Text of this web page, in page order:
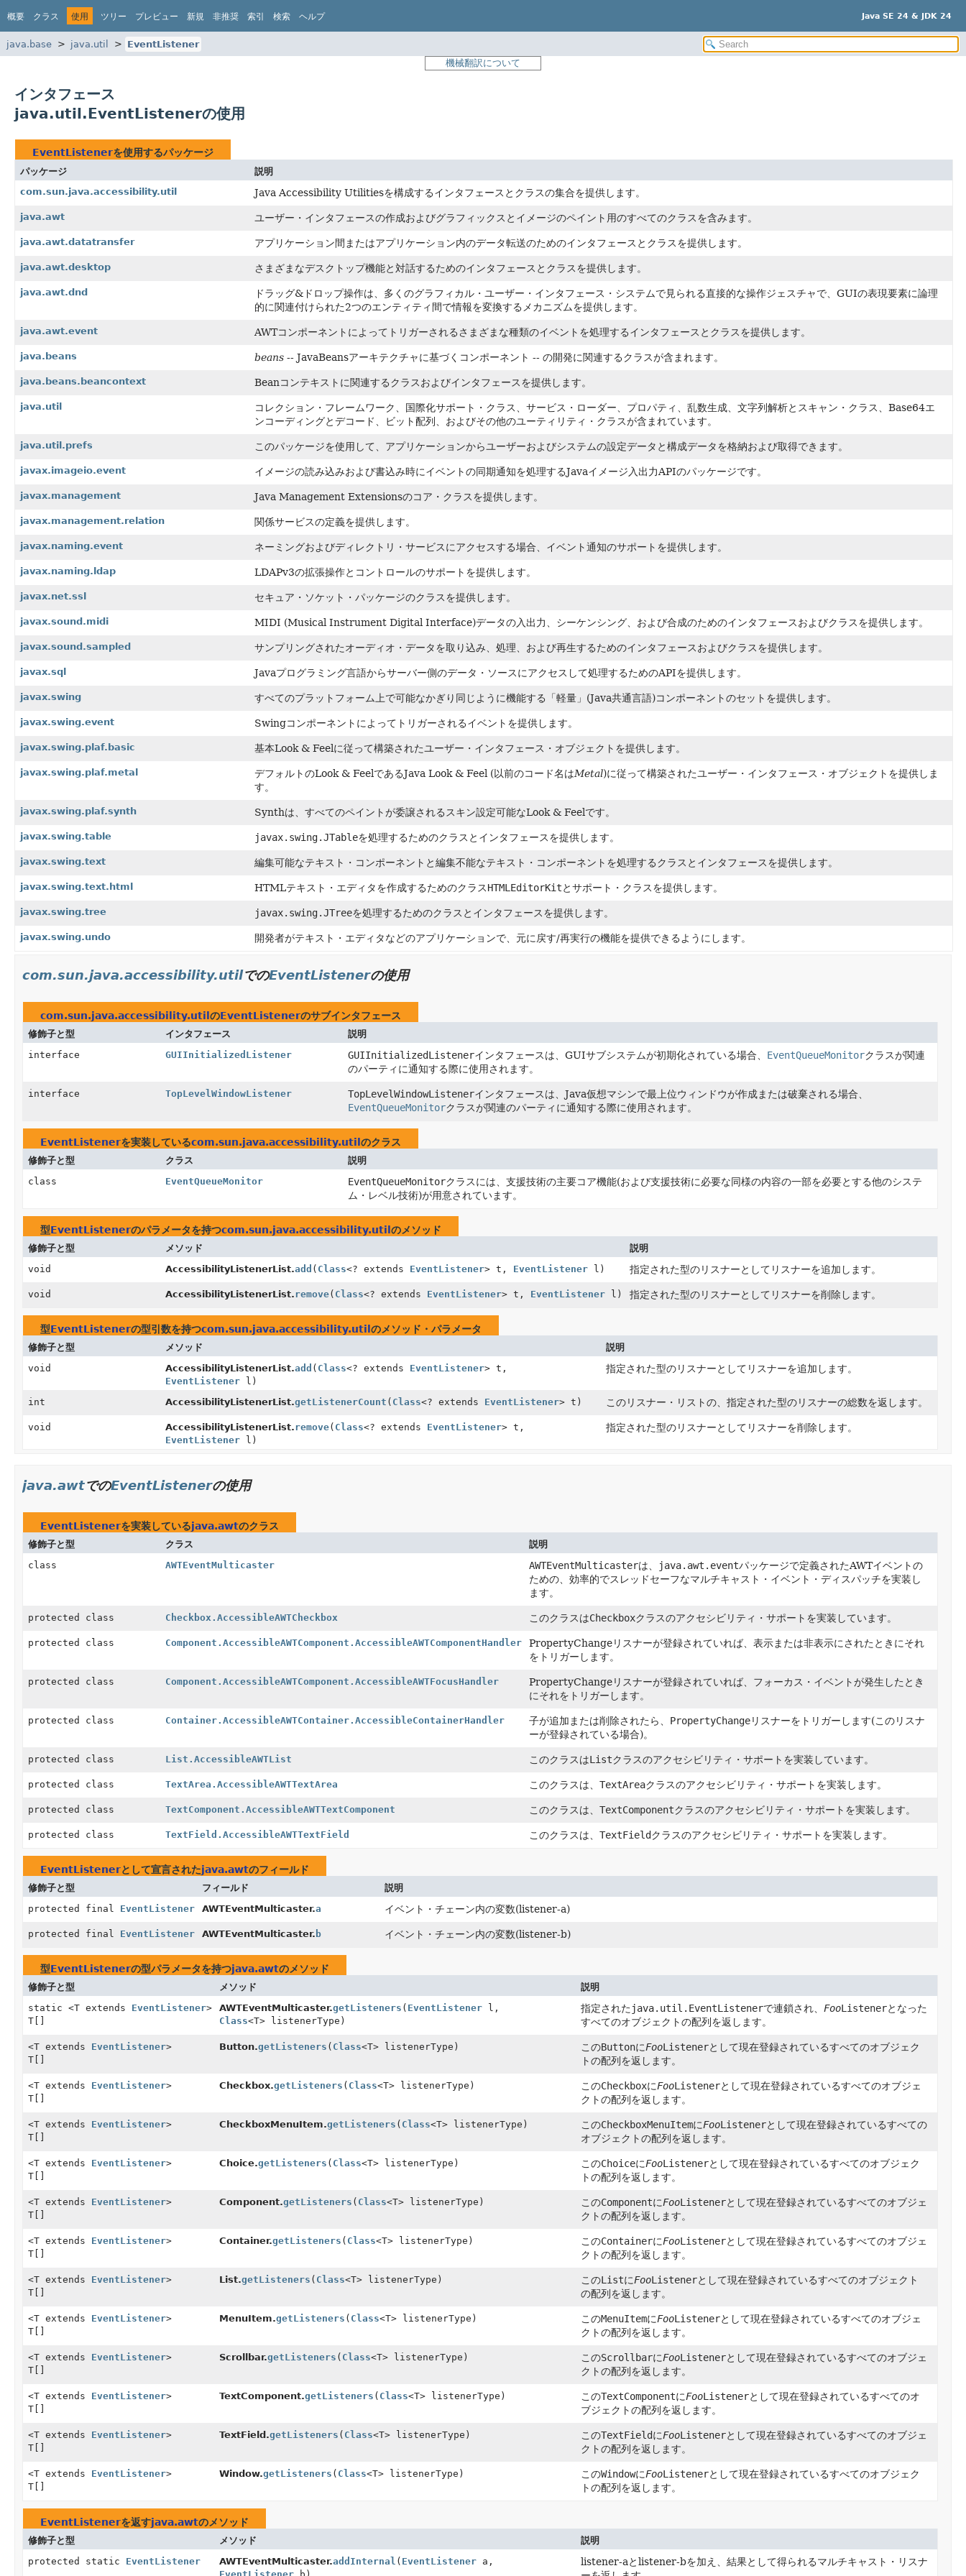
概要 クラス 使用 ツリー プレビュー 新規 非推奨 索引 検索 ヘルプ Java SE 24 & JDK 24
java.base java.util
EventListener
機械翻訳について
インタフェース
java.util.EventListenerの使用
EventListenerを使用するパッケージ
パッケージ
説明
com.sun.java.accessibility.util
Java Accessibility Utilitiesを構成するインタフェースとクラスの集合を提供します。
java.awt ユーザー・インタフェースの作成およびグラフィックスとイメージのペイント用のすべてのクラスを含みます。
java.awt.datatransfer アプリケーション間またはアプリケーション内のデータ転送のためのインタフェースとクラスを提供します。
java.awt.desktop さまざまなデスクトップ機能と対話するためのインタフェースとクラスを提供します。
java.awt.dnd
ドラッグ&ドロップ操作は、多くのグラフィカル・ユーザー・インタフェース・システムで見られる直接的な操作ジェスチャで、GUIの表現要素に論理
的に関連付けられた2つのエンティティ間で情報を変換するメカニズムを提供します。
java.awt.event AWTコンポーネントによってトリガーされるさまざまな種類のイベントを処理するインタフェースとクラスを提供します。
java.beans beans -- JavaBeansアーキテクチャに基づくコンポーネント -- の開発に関連するクラスが含まれます。
java.beans.beancontext Beanコンテキストに関連するクラスおよびインタフェースを提供します。
java.util
コレクション・フレームワーク、国際化サポート・クラス、サービス・ローダー、プロパティ、乱数生成、文字列解析とスキャン・クラス、Base64エ
ンコーディングとデコード、ビット配列、およびその他のユーティリティ・クラスが含まれています。
java.util.prefs このパッケージを使用して、アプリケーションからユーザーおよびシステムの設定データと構成データを格納および取得できます。
javax.imageio.event イメージの読み込みおよび書込み時にイベントの同期通知を処理するJavaイメージ入出力APIのパッケージです。
javax.management Java Management Extensionsのコア・クラスを提供します。
javax.management.relation 関係サービスの定義を提供します。
javax.naming.event ネーミングおよびディレクトリ・サービスにアクセスする場合、イベント通知のサポートを提供します。
javax.naming.ldap LDAPv3の拡張操作とコントロールのサポートを提供します。
javax.net.ssl セキュア・ソケット・パッケージのクラスを提供します。
javax.sound.midi MIDI (Musical Instrument Digital Interface)データの入出力、シーケンシング、および合成のためのインタフェースおよびクラスを提供します。
javax.sound.sampled サンプリングされたオーディオ・データを取り込み、処理、および再生するためのインタフェースおよびクラスを提供します。
javax.sql Javaプログラミング言語からサーバー側のデータ・ソースにアクセスして処理するためのAPIを提供します。
javax.swing すべてのプラットフォーム上で可能なかぎり同じように機能する「軽量」(Java共通言語)コンポーネントのセットを提供します。
javax.swing.event Swingコンポーネントによってトリガーされるイベントを提供します。
javax.swing.plaf.basic 基本Look & Feelに従って構築されたユーザー・インタフェース・オブジェクトを提供します。
javax.swing.plaf.metal デフォルトのLook & FeelであるJava Look & Feel (以前のコード名はMetal)に従って構築されたユーザー・インタフェース・オブジェクトを提供しま
す。
javax.swing.plaf.synth Synthは、すべてのペイントが委譲されるスキン設定可能なLook & Feelです。
javax.swing.table javax.swing.JTableを処理するためのクラスとインタフェースを提供します。
javax.swing.text 編集可能なテキスト・コンポーネントと編集不能なテキスト・コンポーネントを処理するクラスとインタフェースを提供します。
javax.swing.text.html HTMLテキスト・エディタを作成するためのクラスHTMLEditorKitとサポート・クラスを提供します。
javax.swing.tree javax.swing.JTreeを処理するためのクラスとインタフェースを提供します。
javax.swing.undo 開発者がテキスト・エディタなどのアプリケーションで、元に戻す/再実行の機能を提供できるようにします。
com.sun.java.accessibility.utilでのEventListenerの使用
com.sun.java.accessibility.util のEventListenerのサブインタフェース
修飾子と型 インタフェース
説明
interface
GUIInitializedListener GUIInitializedListenerインタフェースは、GUIサブシステムが初期化されている場合、 EventQueueMonitorクラスが関連
のパーティに通知する際に使用されます。
interface TopLevelWindowListener TopLevelWindowListenerインタフェースは、Java仮想マシンで最上位ウィンドウが作成または破棄される場合、
EventQueueMonitorクラスが関連のパーティに通知する際に使用されます。
EventListenerを実装しているcom.sun.java.accessibility.util のクラス
修飾子と型 クラス
説明
class
EventQueueMonitor EventQueueMonitorクラスには、支援技術の主要コア機能(および支援技術に必要な同様の内容の一部を必要とする他のシステ
ム・レベル技術)が用意されています。
型EventListenerのパラメータを持つcom.sun.java.accessibility.util のメソッド
修飾子と型 メソッド
説明
void
AccessibilityListenerList.add ( Class<? extends EventListener> t, EventListenerl) 指定された型のリスナーとしてリスナーを追加します。
void AccessibilityListenerList.remove( Class<? extends EventListener> t, EventListenerl) 指定された型のリスナーとしてリスナーを削除します。
型EventListenerの型引数を持つcom.sun.java.accessibility.util のメソッド・パラメータ
修飾子と型 メソッド
説明
void
AccessibilityListenerList.add ( Class<? extends EventListener> t,
EventListenerl)
指定された型のリスナーとしてリスナーを追加します。
int AccessibilityListenerList.getListenerCount ( Class<? extends EventListener> t) このリスナー・リストの、指定された型のリスナーの総数を返します。
void AccessibilityListenerList.remove( Class<? extends EventListener> t,
EventListenerl)
指定された型のリスナーとしてリスナーを削除します。
java.awtでのEventListenerの使用
EventListenerを実装しているjava.awtのクラス
修飾子と型 クラス
説明
class
AWTEventMulticaster AWTEventMulticasterは、 java.awt.eventパッケージで定義されたAWTイベントの
ための、効率的でスレッドセーフなマルチキャスト・イベント・ディスパッチを実装し
ます。
protected class Checkbox.AccessibleAWTCheckbox このクラスはCheckboxクラスのアクセシビリティ・サポートを実装しています。
protected class Component.AccessibleAWTComponent.AccessibleAWTComponentHandler
PropertyChangeリスナーが登録されていれば、表示または非表示にされたときにそれ
をトリガーします。
protected class Component.AccessibleAWTComponent.AccessibleAWTFocusHandler
PropertyChangeリスナーが登録されていれば、フォーカス・イベントが発生したとき
にそれをトリガーします。
protected class Container.AccessibleAWTContainer.AccessibleContainerHandler 子が追加または削除されたら、 PropertyChangeリスナーをトリガーします(このリスナ
ーが登録されている場合)。
protected class List.AccessibleAWTList このクラスはListクラスのアクセシビリティ・サポートを実装しています。
protected class TextArea.AccessibleAWTTextArea このクラスは、 TextAreaクラスのアクセシビリティ・サポートを実装します。
protected class TextComponent.AccessibleAWTTextComponent このクラスは、 TextComponentクラスのアクセシビリティ・サポートを実装します。
protected class TextField.AccessibleAWTTextField このクラスは、 TextFieldクラスのアクセシビリティ・サポートを実装します。
EventListenerとして宣言されたjava.awtのフィールド
修飾子と型 フィールド
説明
protected final EventListener AWTEventMulticaster.a イベント・チェーン内の変数(listener-a)
protected final EventListener AWTEventMulticaster. b イベント・チェーン内の変数(listener-b)
型EventListenerの型パラメータを持つjava.awtのメソッド
修飾子と型 メソッド
説明
static <T extends EventListener>
T[]
AWTEventMulticaster.getListeners ( EventListener l,
Class<T> listenerType)
指定された java.util.EventListenerで連鎖され、 FooListenerとなった
すべてのオブジェクトの配列を返します。
<T extends EventListener>
T[]
Button.getListeners ( Class<T> listenerType) このButtonにFooListenerとして現在登録されているすべてのオブジェク
トの配列を返します。
<T extends EventListener>
T[]
Checkbox.getListeners ( Class<T> listenerType) このCheckboxにFooListenerとして現在登録されているすべてのオブジェ
クトの配列を返します。
<T extends EventListener>
T[]
CheckboxMenuItem.getListeners ( Class<T> listenerType) このCheckboxMenuItemにFooListenerとして現在登録されているすべての
オブジェクトの配列を返します。
<T extends EventListener>
T[]
Choice.getListeners ( Class<T> listenerType) このChoiceにFooListenerとして現在登録されているすべてのオブジェク
トの配列を返します。
<T extends EventListener>
T[]
Component.getListeners ( Class<T> listenerType) このComponentにFooListenerとして現在登録されているすべてのオブジェ
クトの配列を返します。
<T extends EventListener>
T[]
Container.getListeners ( Class<T> listenerType) このContainerにFooListenerとして現在登録されているすべてのオブジェ
クトの配列を返します。
<T extends EventListener>
T[]
List.getListeners ( Class<T> listenerType) このListにFooListenerとして現在登録されているすべてのオブジェクト
の配列を返します。
<T extends EventListener>
T[]
MenuItem.getListeners ( Class<T> listenerType) このMenuItemにFooListenerとして現在登録されているすべてのオブジェ
クトの配列を返します。
<T extends EventListener>
T[]
Scrollbar.getListeners ( Class<T> listenerType) このScrollbarにFooListenerとして現在登録されているすべてのオブジェ
クトの配列を返します。
<T extends EventListener>
T[]
TextComponent.getListeners ( Class<T> listenerType) このTextComponentにFooListenerとして現在登録されているすべてのオ
ブジェクトの配列を返します。
<T extends EventListener>
T[]
TextField.getListeners ( Class<T> listenerType) このTextFieldにFooListenerとして現在登録されているすべてのオブジェ
クトの配列を返します。
<T extends EventListener>
T[]
Window.getListeners ( Class<T> listenerType) このWindowにFooListenerとして現在登録されているすべてのオブジェク
トの配列を返します。
EventListenerを返すjava.awtのメソッド
修飾子と型 メソッド
説明
protected static EventListener AWTEventMulticaster.addInternal ( EventListener a,
listener-aとlistener-bを加え、結果として得られるマルチキャスト・リスナ